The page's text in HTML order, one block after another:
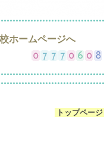
ホームページへ
トップページ